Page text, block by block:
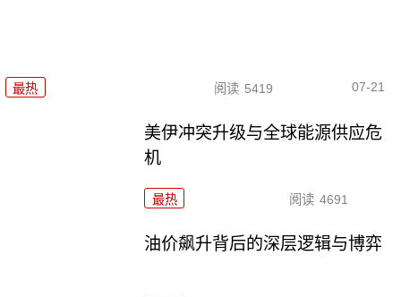
最热 阅读 5419 07-21
美伊冲突升级与全球能源供应危
机
最热 阅读 4691
油价飙升背后的深层逻辑与博弈